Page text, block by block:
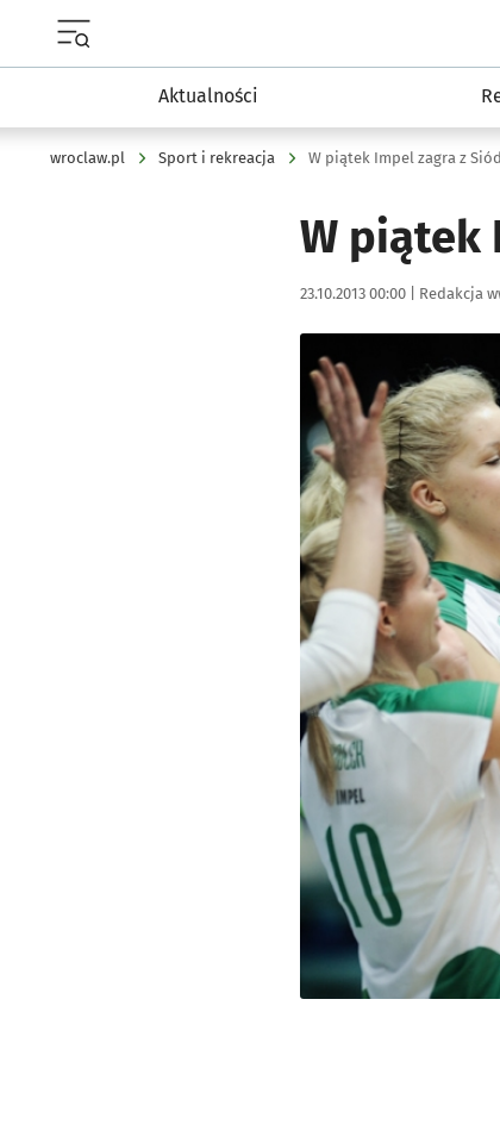
Aktualności
wroclaw.pl Sport i rekreacja W piątek Impel zagra z
W piątek
Data publikacji:
23.10.2013 00:00 | Autor:
Redakcja